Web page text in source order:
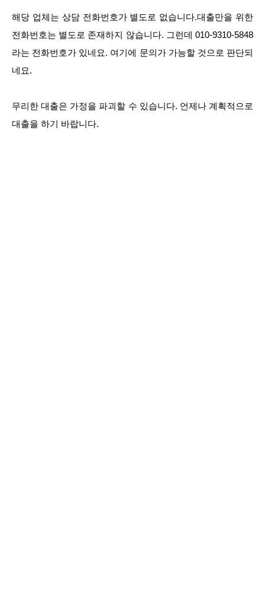
해당 업체는 상담 전화번호가 별도로 없습니다.대출만을 위한
전화번호는 별도로 존재하지 않습니다. 그런데 010-9310-5848
라는 전화번호가 있네요. 여기에 문의가 가능할 것으로 판단되
네요.
무리한 대출은 가정을 파괴할 수 있습니다. 언제나 계획적으로
대출을 하기 바랍니다.